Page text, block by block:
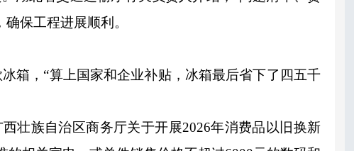
保工程进展顺利。
，“算上国家和企业补贴，冰箱最后省下了四五千
族自治区商务厅关于开展2026年消费品以旧换新